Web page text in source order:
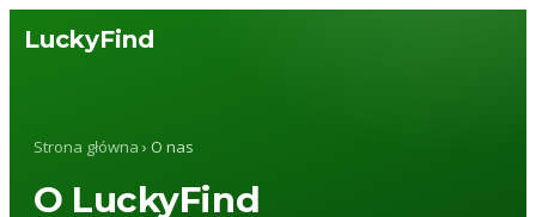
LuckyFind
Strona główna › O nas
O LuckyFind